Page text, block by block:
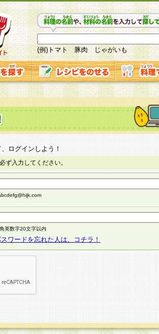
(例)トマト 豚肉 じゃがいも
ログインしよう！
ず入力してください。
英数字20文字以内
ワードを忘れた人は、コチラ！